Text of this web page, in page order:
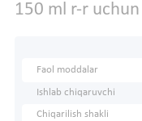
150 ml r-r
Faol moddalar
Ishlab chiqaruvchi
Chiqarilish shakli